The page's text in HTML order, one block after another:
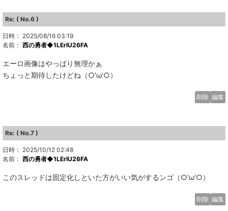
Re: ( No.6 )
日時： 2025/08/16 03:19
名前： 西の勇者◆1LErlU26FA
エーロ画像はやっぱり無理かぁ
ちょっと期待したけどね（○'ω'○）
編集
削除
Re: ( No.7 )
日時： 2025/10/12 02:48
名前： 西の勇者◆1LErlU26FA
このスレッドは固定化しといた方がいい気がするンゴ（○'ω'○）
編集
削除